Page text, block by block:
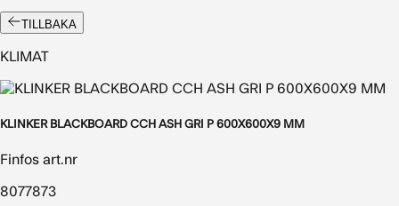
TILLBAKA
KLIMAT
KLINKER BLACKBOARD CCH ASH GRI P 600X600X9 MM
Finfos art.nr
8077873